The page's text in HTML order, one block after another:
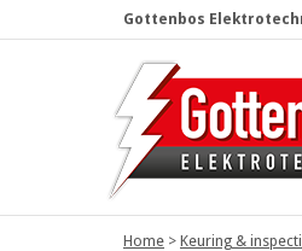
Gottenbos
Home > Keuring &